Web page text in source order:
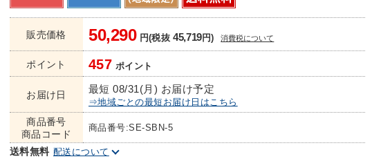
販売価格 50,290円(税抜45,719円) 消費税について
ポイント 457 ポイント
お届け日 最短 08/31(月) お届け予定
⇒地域ごとの最短お届け日はこちら
商品番号
商品コード
商品番号:SE-SBN-5
送料無料 配送について